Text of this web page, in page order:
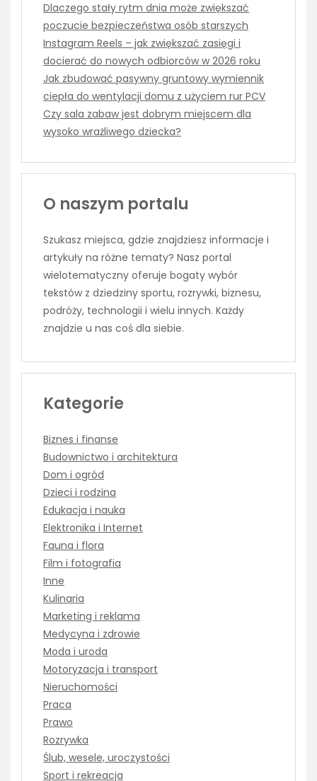
Dlaczego stały rytm dnia może zwiększać
poczucie bezpieczeństwa osób starszych
Instagram Reels – jak zwiększać zasięgi i
docierać do nowych odbiorców w 2026 roku
Jak zbudować pasywny gruntowy wymiennik
ciepła do wentylacji domu z użyciem rur PCV
Czy sala zabaw jest dobrym miejscem dla
wysoko wrażliwego dziecka?
O naszym portalu
Szukasz miejsca, gdzie znajdziesz informacje i
artykuły na różne tematy? Nasz portal
wielotematyczny oferuje bogaty wybór
tekstów z dziedziny sportu, rozrywki, biznesu,
podróży, technologii i wielu innych. Każdy
znajdzie u nas coś dla siebie.
Kategorie
Biznes i finanse
Budownictwo i architektura
Dom i ogród
Dzieci i rodzina
Edukacja i nauka
Elektronika i Internet
Fauna i flora
Film i fotografia
Inne
Kulinaria
Marketing i reklama
Medycyna i zdrowie
Moda i uroda
Motoryzacja i transport
Nieruchomości
Praca
Prawo
Rozrywka
Ślub, wesele, uroczystości
Sport i rekreacja